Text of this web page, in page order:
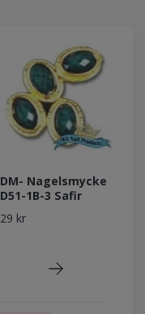
DM- Nagelsmycke
D51-1B-3 Safir
29 kr